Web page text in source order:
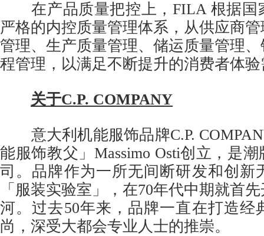
在产品质量把控上，FILA 根据国
严格的内控质量管理体系，从供应商
管理、生产质量管理、储运质量管理
程管理，以满足不断提升的消费者体
关于C.P. COMPANY
意大利机能服饰品牌C.P.
能服饰教父」Massimo Osti创立，是潮
司。品牌作为一所无间断研发和创新
「服装实验室」，在70年代中期就首
河。过去50年来，品牌一直在打造经
尚，深受大都会专业人士的推崇。